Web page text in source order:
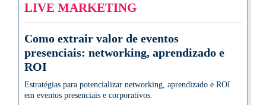
LIVE MARKETING
Como extrair valor de eventos
presenciais: networking, aprendizado e
ROI
Estratégias para potencializar networking, aprendizado e ROI
em eventos presenciais e corporativos.